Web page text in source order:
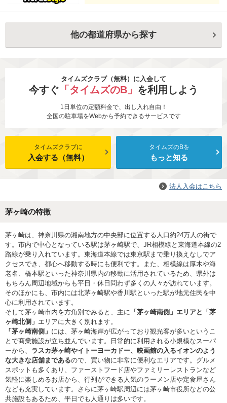
他の都道府県から探す
タイムズクラブ（無料）に入会して
今すぐ 「タイムズのB」 を利用しよう
1日単位の定額料金で、出し入れ自由！
全国の駐車場をWebから予約できるサービスです
タイムズクラブに
入会する（無料）
タイムズのBを
もっと知る
法人入会はこちら
茅ヶ崎の特徴
茅ヶ崎は、神奈川県の湘南地方の中央部に位置する人口約24万人の街で
す。市内で中心となっている駅は茅ヶ崎駅で、JR相模線と東海道本線の2
路線が乗り入れています。東海道本線では東京駅まで乗り換えなしでア
クセスでき、都心へ移動する時にも便利です。また、相模線は厚木や海
老名、橋本駅といった神奈川県内の移動に活用されているため、県外は
もちろん周辺地域からも平日・休日問わず多くの人々が訪れています。
そのほかにも、市内には北茅ヶ崎駅や香川駅といった駅が地元住民を中
心に利用されています。
そして茅ヶ崎市内を方角別でみると、主に 「茅ヶ崎南側」エリアと「茅
ヶ崎北側」 エリアに大きく別れます。
「茅ヶ崎南側」 には、茅ヶ崎海岸が広がっており観光客が多いというこ
とで商業施設が立ち並んでいます。日常的に利用される小規模なスーパ
ーから、 ラスカ茅ヶ崎やイトーヨーカドー、映画館の入るイオンのよう
な大きな店舗まであるので、買い物に非常に便利なエリアです。グルメ
スポットも多くあり、ファーストフード店やファミリーレストランなど
気軽に楽しめるお店から、行列ができる人気のラーメン店や定食屋さん
なども充実しています。さらに茅ヶ崎駅周辺には茅ヶ崎市役所などの公
共施設もあるため、平日でも人通りは多いです。